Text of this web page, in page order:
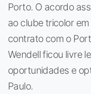
Porto. O acordo
ao clube tricolor
contrato com o
Wendell ficou livre
oportunidades e
Paulo.